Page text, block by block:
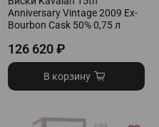
Anniversary Vintage 2009 Ex-
Bourbon Cask 50% 0,75 л
126 620 ₽
В корзину